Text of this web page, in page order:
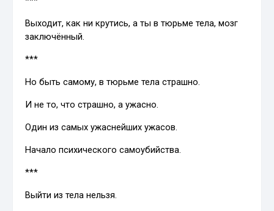
Выходит, как ни крутись, а ты в тюрьме тела, мозг
заключённый.
***
Но быть самому, в тюрьме тела страшно.
И не то, что страшно, а ужасно.
Один из самых ужаснейших ужасов.
Начало психического самоубийства.
***
Выйти из тела нельзя.